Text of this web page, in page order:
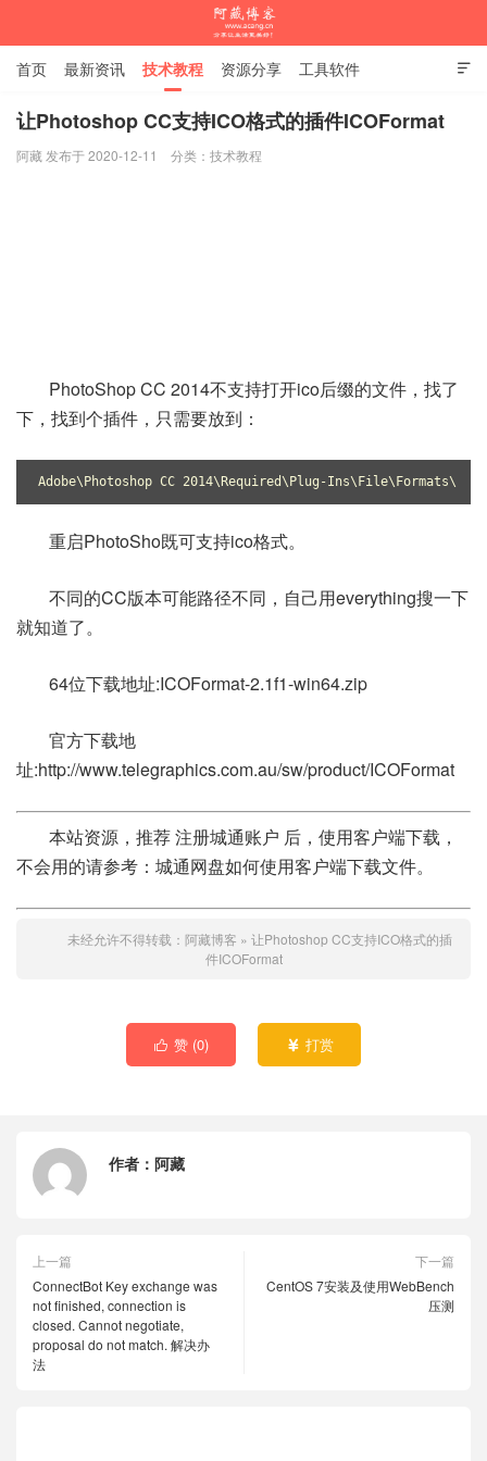

首页 最新资讯 技术教程 资源分享 工具软件
杂谈随笔
让Photoshop CC支持ICO格式的插件ICOFormat
阿藏 发布于 2020-12-11 分类： 技术教程
PhotoShop CC 2014不支持打开ico后缀的文件，找了
下，找到个插件，只需要放到：
Adobe\Photoshop CC 2014\Required\Plug-Ins\File\Formats\
重启PhotoSho既可支持ico格式。
不同的CC版本可能路径不同，自己用everything搜一下
就知道了。
64位下载地址:ICOFormat-2.1f1-win64.zip
官方下载地
址:http://www.telegraphics.com.au/sw/product/ICOFormat
本站资源，推荐 注册城通账户 后，使用客户端下载，
不会用的请参考：城通网盘如何使用客户端下载文件。
未经允许不得转载： 阿藏博客 » 让Photoshop CC支持ICO格式的插
件ICOFormat
 赞 (0)  打赏
作者： 阿藏
上一篇
ConnectBot Key exchange was
not finished, connection is
closed. Cannot negotiate,
proposal do not match. 解决办
法
下一篇
CentOS 7安装及使用WebBench
压测